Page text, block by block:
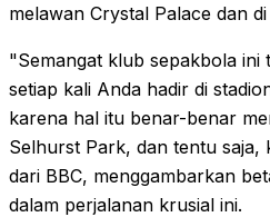
melawan Crystal Palace dan
"Semangat klub sepakbola ini
setiap kali Anda hadir di
karena hal itu benar-benar
Selhurst Park, dan tentu saja,
dari BBC, menggambarkan
dalam perjalanan krusial ini.